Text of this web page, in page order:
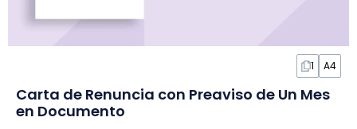
1 A4
Carta de Renuncia con Preaviso de Un Mes
en Documento